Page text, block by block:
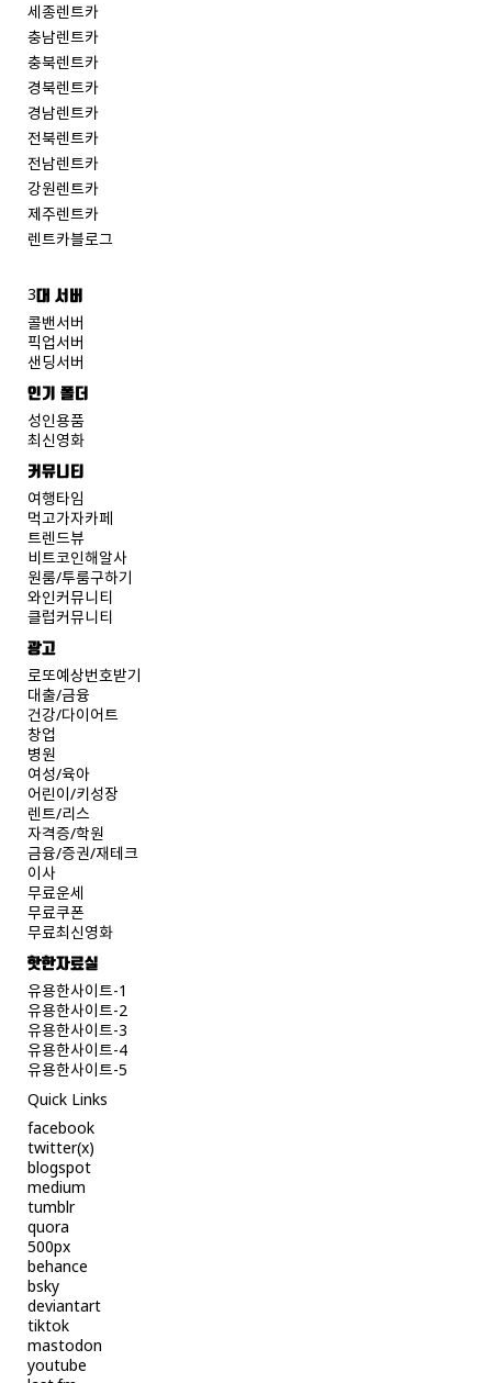
세종렌트카
충남렌트카
충북렌트카
경북렌트카
경남렌트카
전북렌트카
전남렌트카
강원렌트카
제주렌트카
렌트카블로그
3대 서버
콜밴서버
픽업서버
샌딩서버
인기 폴더
성인용품
최신영화
커뮤니티
여행타임
먹고가자카페
트렌드뷰
비트코인해알사
원룸/투룸구하기
와인커뮤니티
클럽커뮤니티
광고
로또예상번호받기
대출/금융
건강/다이어트
창업
병원
여성/육아
어린이/키성장
렌트/리스
자격증/학원
금융/증권/재테크
이사
무료운세
무료쿠폰
무료최신영화
핫한자료실
유용한사이트-1
유용한사이트-2
유용한사이트-3
유용한사이트-4
유용한사이트-5
Quick Links
facebook
twitter(x)
blogspot
medium
tumblr
quora
500px
behance
bsky
deviantart
tiktok
mastodon
youtube